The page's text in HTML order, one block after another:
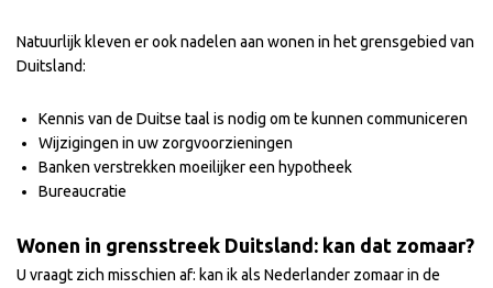
Natuurlijk kleven er ook nadelen aan wonen in het grensgebied van
Duitsland:
Kennis van de Duitse taal is nodig om te kunnen communiceren
Wijzigingen in uw zorgvoorzieningen
Banken verstrekken moeilijker een hypotheek
Bureaucratie
Wonen in grensstreek Duitsland: kan dat zomaar?
U vraagt zich misschien af: kan ik als Nederlander zomaar in de